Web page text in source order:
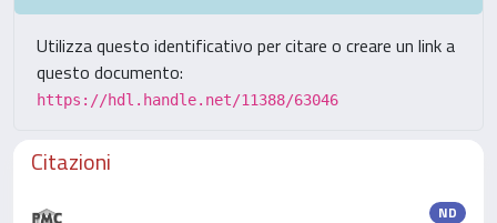
Utilizza questo identificativo per citare o creare un link a
questo documento:
https://hdl.handle.net/11388/63046
Citazioni
ND